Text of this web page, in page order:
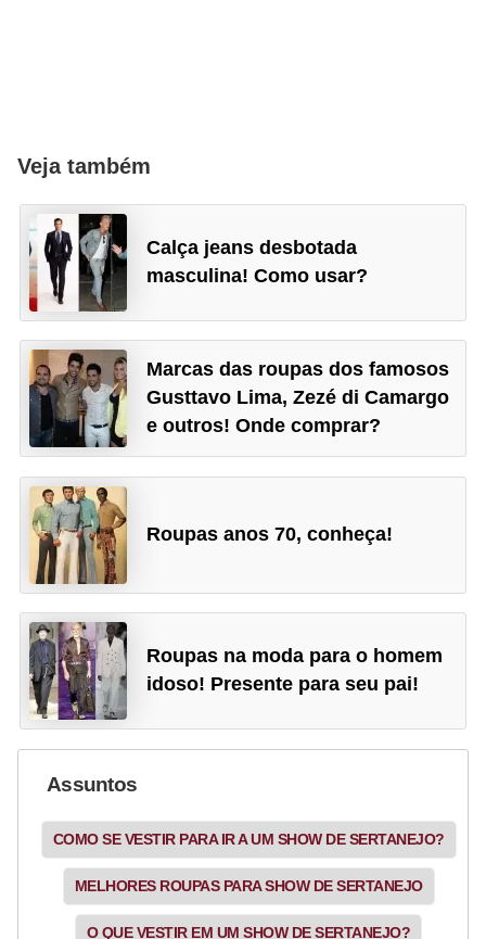
Veja também
Calça jeans desbotada
masculina! Como usar?
Marcas das roupas dos famosos
Gusttavo Lima, Zezé di Camargo
e outros! Onde comprar?
Roupas anos 70, conheça!
Roupas na moda para o homem
idoso! Presente para seu pai!
Assuntos
COMO SE VESTIR PARA IR A UM SHOW DE SERTANEJO?
MELHORES ROUPAS PARA SHOW DE SERTANEJO
O QUE VESTIR EM UM SHOW DE SERTANEJO?
m
o
s
R
o
u
p
a
e
a
c
e
s
s
ó
r
o
s